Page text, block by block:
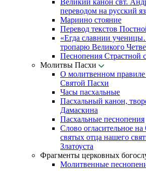
Великий канон свт.
переводом на русский
Мариино стояние
Перевод текстов
«Егда славнии
тропарю Великого
Песнопения Страстной
Молитвы Пасхи
О молитвенном
Святой Пасхи
Часы пасхальные
Пасхальный канон,
Дамаскина
Пасхальные песнопения
Слово огласительное
святых отца нашего
Златоуста
Фрагменты церковных
Молитвенные